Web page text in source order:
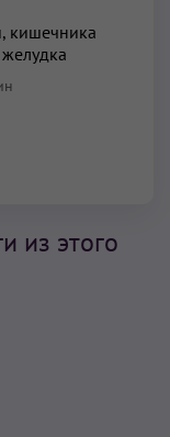
кишечника
из этого